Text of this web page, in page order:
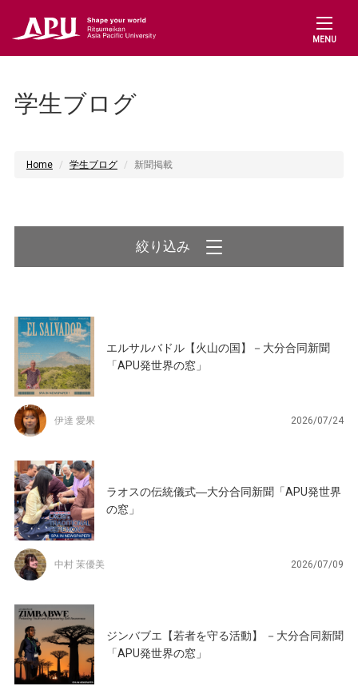
MENU
学生ブログ
Home 学生ブログ 新聞掲載
絞り込み
エルサルバドル【火山の国】－大分合同新聞
「APU発世界の窓」
伊達 愛果 2026/07/24
ラオスの伝統儀式―大分合同新聞「APU発世界
の窓」
中村 茉優美 2026/07/09
ジンバブエ【若者を守る活動】 －大分合同新聞
「APU発世界の窓」